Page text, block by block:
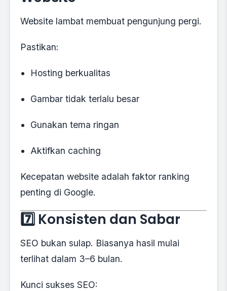
Website lambat membuat pengunjung pergi.
Pastikan:
Hosting berkualitas
Gambar tidak terlalu besar
Gunakan tema ringan
Aktifkan caching
Kecepatan website adalah faktor ranking
penting di Google.
7️⃣ Konsisten dan Sabar
SEO bukan sulap. Biasanya hasil mulai
terlihat dalam 3–6 bulan.
Kunci sukses SEO: